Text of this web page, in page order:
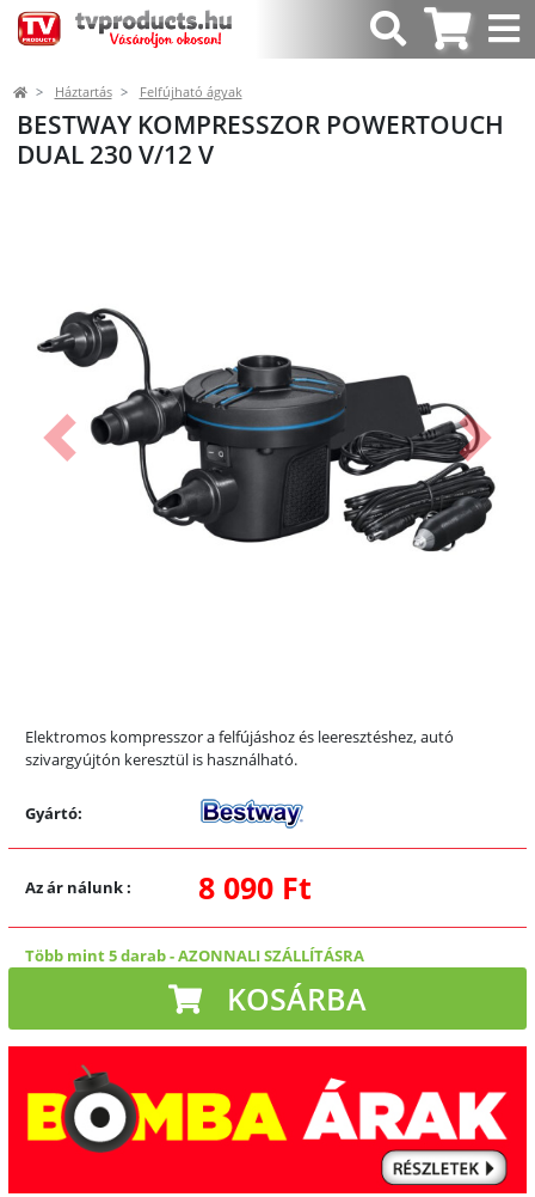
Háztartás Felfújható ágyak
BESTWAY KOMPRESSZOR POWERTOUCH
DUAL 230 V/12 V
Előző
Elektromos kompresszor a felfújáshoz és leeresztéshez, autó
szivargyújtón keresztül is használható.
Gyártó:
Az ár nálunk: 8 090 Ft
Több mint 5 darab-AZONNALI SZÁLLÍTÁSRA
KOSÁRBA